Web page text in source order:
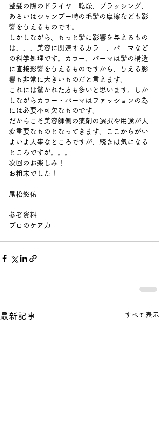
整髪の際のドライヤー乾燥、ブラッシング、
あるいはシャンプー時の毛髪の摩擦なども影
響を与えるものです。
しかしながら、もっと髪に影響を与えるもの
は、、、美容に関連するカラー、パーマなど
の科学処理です。カラー、パーマは髪の構造
に直接影響を与えるものですから、与える影
響も非常に大きいものだと言えます。
これには驚かれた方も多いと思います。しか
しながらカラー・パーマはファッションの為
には必要不可欠なものです。
だからこそ美容師側の薬剤の選択や用途が大
変重要なものとなってきます。ここからがい
よいよ大事なところですが、続きは気になる
ところですが。。。
次回のお楽しみ！
お粗末でした！
尾松悠佑
参考資料
プロのケア力
最新記事 すべて表示